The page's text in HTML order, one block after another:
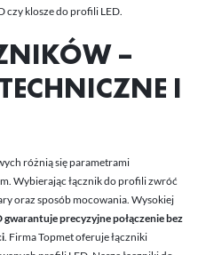
czy klosze do profili LED
–
I
różnią się parametrami
Wybierając łącznik do profili zwróć
oraz sposób mocowania. Wysokiej
precyzyjne połączenie bez
. Firma Topmet oferuje łączniki